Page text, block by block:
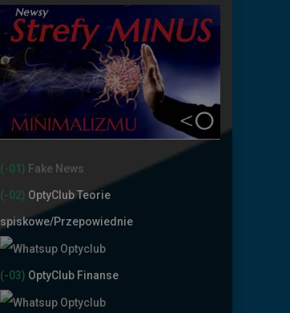
(-01) Fake News
(-02) OptyClub Teorie
spiskowe/Przepowiednie
(-03) OptyClub Finanse